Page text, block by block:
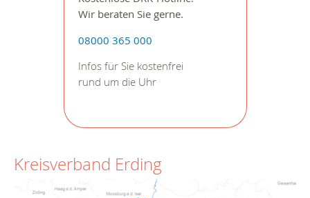
Wir beraten Sie gerne.
08000 365 000
Infos für Sie kostenfrei
rund um die Uhr
Kreisverband Erding